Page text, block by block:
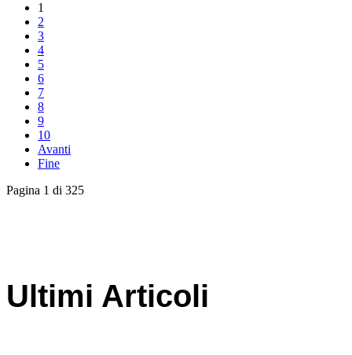
1
2
3
4
5
6
7
8
9
10
Avanti
Fine
Pagina 1 di 325
Ultimi Articoli